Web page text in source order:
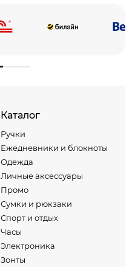
Каталог
Ручки
Ежедневники и блокноты
Одежда
Личные аксессуары
Промо
Сумки и рюкзаки
Спорт и отдых
Часы
Электроника
Зонты